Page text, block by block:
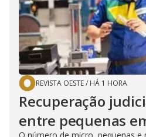
REVISTA OESTE/ HÁ 1 HORA
Recuperação
entre pequenas